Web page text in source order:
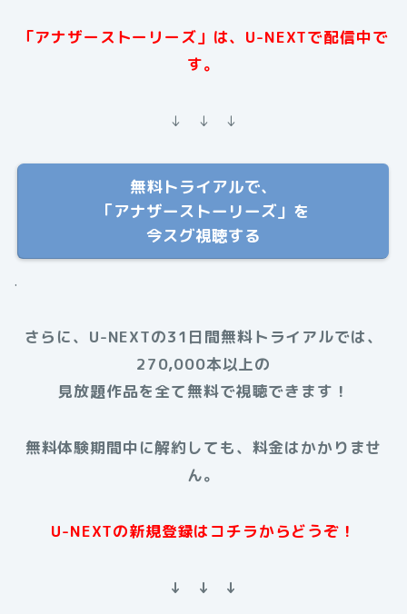
「アナザーストーリーズ」は、U-NEXTで配信中で
す。
↓ ↓ ↓
無料トライアルで、
「アナザーストーリーズ」を
今スグ視聴する
.
さらに、U-NEXTの31日間無料トライアルでは、
270,000本以上の
見放題作品を全て無料で視聴できます！
無料体験期間中に解約しても、料金はかかりませ
ん。
U-NEXTの新規登録はコチラからどうぞ！
↓ ↓ ↓